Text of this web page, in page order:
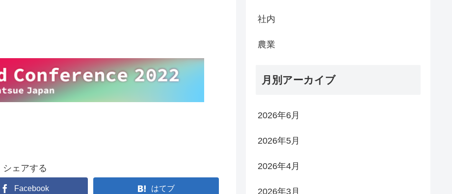
シェアする
Facebook はてブ
社内
農業
月別アーカイブ
2026年6月
2026年5月
2026年4月
2026年3月